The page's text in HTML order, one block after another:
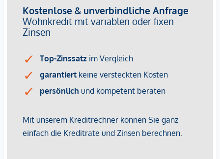
geltend zu machen. Wir weisen Sie darauf hin, dass die
gemachten Angaben und Informationen lediglich
unverbindliche Vorabinformationen sind und daher ohne